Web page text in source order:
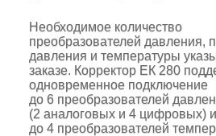
Необходимое количество
преобразователей давления,
давления и температуры
заказе. Корректор ЕК 280
одновременное подключение
до 6 преобразователей
(2 аналоговых и 4 цифровых) и
до 4 преобразователей